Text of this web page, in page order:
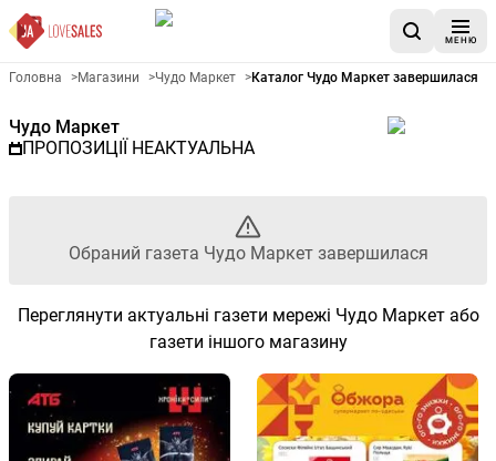
МЕНЮ
Рекламна газета Чудо
Головна >Магазини >Чудо Маркет >Каталог Чудо Маркет завершилася
Чудо Маркет
ПРОПОЗИЦІЇ НЕАКТУАЛЬНА
Обраний газета Чудо Маркет завершилася
Переглянути актуальні газети мережі Чудо Маркет або
газети іншого магазину